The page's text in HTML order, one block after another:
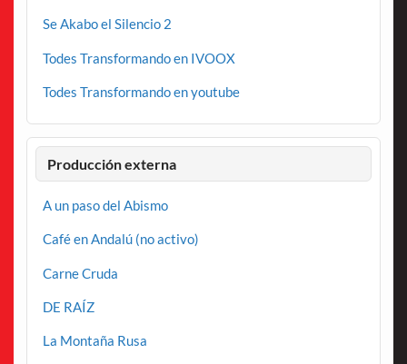
Se Akabo el Silencio 2
Todes Transformando en IVOOX
Todes Transformando en youtube
Producción externa
A un paso del Abismo
Café en Andalú (no activo)
Carne Cruda
DE RAÍZ
La Montaña Rusa